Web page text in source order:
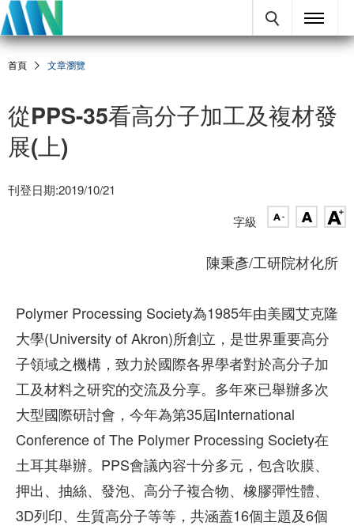
首頁 文章瀏覽
從PPS-35看高分子加工及複材發
展(上)
刊登日期:2019/10/21
字級
陳秉彥/工研院材化所
Polymer Processing Society為1985年由美國艾克隆
大學(University of Akron)所創立，是世界重要高分
子領域之機構，致力於國際各界學者對於高分子加
工及材料之研究的交流及分享。多年來已舉辦多次
大型國際研討會，今年為第35屆International
Conference of The Polymer Processing Society在
土耳其舉辦。PPS會議內容十分多元，包含吹膜、
押出、抽絲、發泡、高分子複合物、橡膠彈性體、
3D列印、生質高分子等等，共涵蓋16個主題及6個